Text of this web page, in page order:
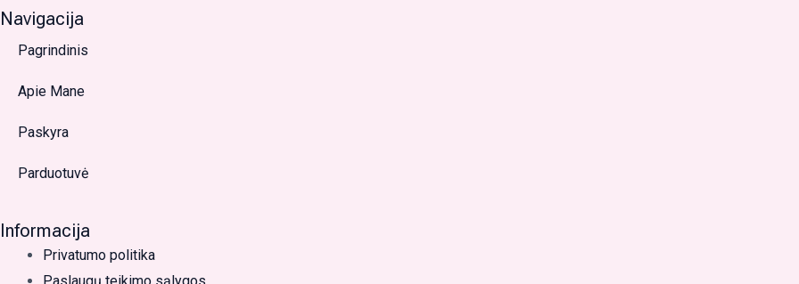
o
o
k
-
g
r
m
Navigacija
Pagrindinis
Apie Mane
Paskyra
Parduotuvė
Informacija
Privatumo politika